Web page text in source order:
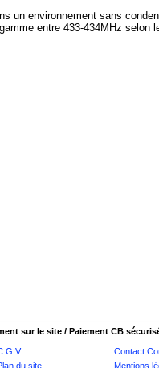
un environnement sans
entre 433-434MHz
sur le site / Paiement CB
Contact
du site
Mentions